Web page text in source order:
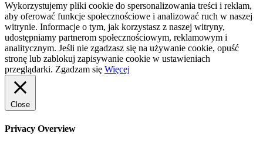
Wykorzystujemy pliki cookie do spersonalizowania treści i reklam,
aby oferować funkcje społecznościowe i analizować ruch w naszej
witrynie. Informacje o tym, jak korzystasz z naszej witryny,
udostępniamy partnerom społecznościowym, reklamowym i
analitycznym. Jeśli nie zgadzasz się na używanie cookie, opuść
stronę lub zablokuj zapisywanie cookie w ustawieniach
przeglądarki. Zgadzam się Więcej
Close
Privacy Overview